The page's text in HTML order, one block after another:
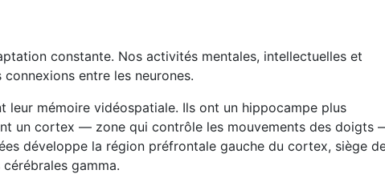
constante. Nos activités mentales, intellectuelles et
entre les neurones.
mémoire vidéospatiale. Ils ont un hippocampe plus
un cortex — zone qui contrôle les mouvements des doigts
développe la région préfrontale gauche du cortex, siège
gamma.